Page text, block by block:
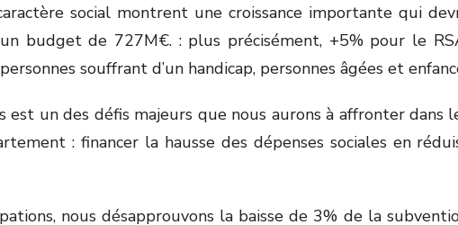
social montrent une croissance importante qui
budget de 727M€. : plus précisément, +5% pour le
souffrant d’un handicap, personnes âgées et
est un des défis majeurs que nous aurons à affronter dans
: financer la hausse des dépenses sociales en
nous désapprouvons la baisse de 3% de la